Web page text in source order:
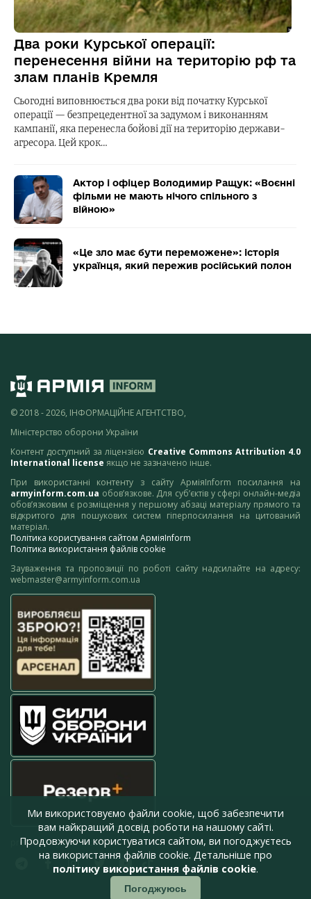
Два роки Курської операції:
перенесення війни на територію рф та
злам планів Кремля
Сьогодні виповнюється два роки від початку Курської
операції — безпрецедентної за задумом і виконанням
кампанії, яка перенесла бойові дії на територію держави-
агресора. Цей крок…
Актор і офіцер Володимир Ращук: «Воєнні
фільми не мають нічого спільного з
війною»
«Це зло має бути переможене»: історія
українця, який пережив російський полон
© 2018 - 2026, ІНФОРМАЦІЙНЕ АГЕНТСТВО,
Міністерство оборони України
Контент доступний за ліцензією Creative Commons Attribution 4.0
International license якщо не зазначено інше.
При використанні контенту з сайту АрміяInform посилання на
armyinform.com.ua обов’язкове. Для суб’єктів у сфері онлайн-медіа
обов’язковим є розміщення у першому абзаці матеріалу прямого та
відкритого для пошукових систем гіперпосилання на цитований
матеріал.
Політика користування сайтом АрміяInform
Політика використання файлів cookie
Зауваження та пропозиції по роботі сайту надсилайте на адресу:
webmaster@armyinform.com.ua
press@armyinform.com.ua
Ми використовуємо файли cookie, щоб забезпечити
вам найкращий досвід роботи на нашому сайті.
Продовжуючи користуватися сайтом, ви погоджуєтесь
на використання файлів cookie. Детальніше про
політику використання файлів cookie.
Погоджуюсь